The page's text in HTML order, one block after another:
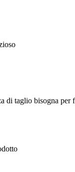
di taglio bisogna per